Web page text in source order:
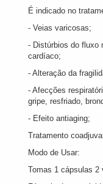
É indicado no
- Veias varicosas;
- Distúrbios do fluxo
cardíaco;
- Alteração da
- Afecções
gripe, resfriado,
- Efeito antiaging;
Tratamento
Modo de Usar:
Tomas 1 cápsulas 2